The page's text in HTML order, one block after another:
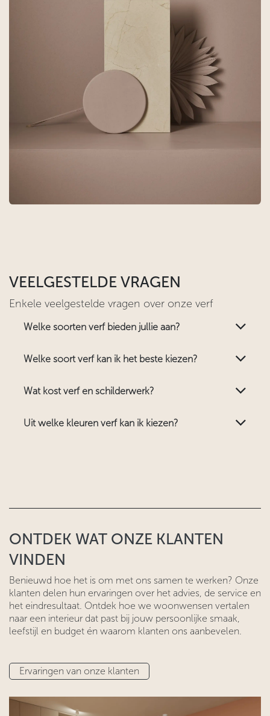
VEELGESTELDE VRAGEN
Enkele veelgestelde vragen over onze verf
Welke soorten verf bieden jullie aan?
Welke soort verf kan ik het beste kiezen?
Wat kost verf en schilderwerk?
Uit welke kleuren verf kan ik kiezen?
ONTDEK WAT ONZE KLANTEN
VINDEN
Benieuwd hoe het is om met ons samen te werken? Onze
klanten delen hun ervaringen over het advies, de service en
het eindresultaat. Ontdek hoe we woonwensen vertalen
naar een interieur dat past bij jouw persoonlijke smaak,
leefstijl en budget én waarom klanten ons aanbevelen.
Ervaringen van onze klanten